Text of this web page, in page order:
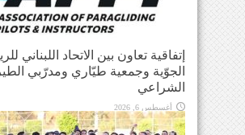
إتفاقية تعاون بين الاتحاد اللبناني
الجوّية وجمعية طيّاري ومدرّبي
الشراعي
أغسطس 6, 2026